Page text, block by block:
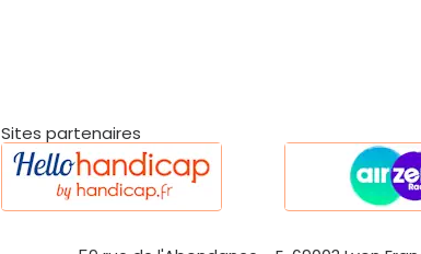
Sites partenaires